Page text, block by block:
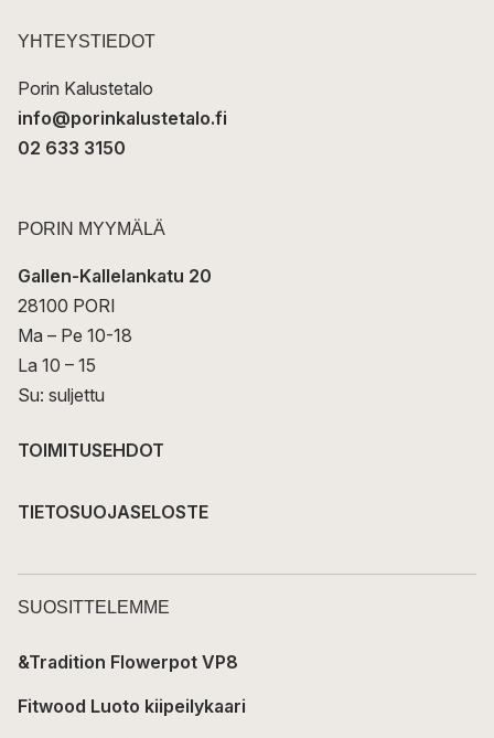
t
YHTEYSTIEDOT
Porin Kalustetalo
info@porinkalustetalo.fi
02 633 3150
PORIN MYYMÄLÄ
Gallen-Kallelankatu 20
28100 PORI
Ma – Pe 10-18
La 10 – 15
Su: suljettu
TOIMITUSEHDOT
TIETOSUOJASELOSTE
SUOSITTELEMME
&Tradition Flowerpot VP8
Fitwood Luoto kiipeilykaari